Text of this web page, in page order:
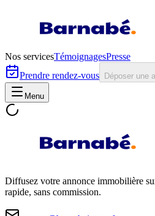
Nos servicesTémoignagesPresse
Prendre rendez-vous
Déposer une
Menu
Diffusez votre annonce immobilière
rapide, sans commission.